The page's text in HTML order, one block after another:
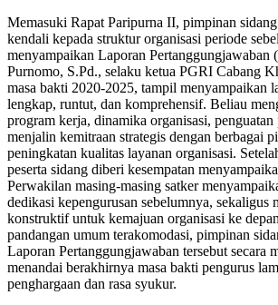
Memasuki Rapat Paripurna II, pimpinan
kendali kepada struktur organisasi periode
menyampaikan Laporan Pertanggungjawaban
Purnomo, S.Pd., selaku ketua PGRI Cabang
masa bakti 2020-2025, tampil menyampaikan
lengkap, runtut, dan komprehensif. Beliau
program kerja, dinamika organisasi,
menjalin kemitraan strategis dengan berbagai
peningkatan kualitas layanan organisasi.
peserta sidang diberi kesempatan
Perwakilan masing-masing satker
dedikasi kepengurusan sebelumnya, sekaligus
konstruktif untuk kemajuan organisasi ke
pandangan umum terakomodasi, pimpinan
Laporan Pertanggungjawaban tersebut secara
menandai berakhirnya masa bakti pengurus
penghargaan dan rasa syukur.